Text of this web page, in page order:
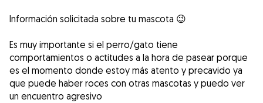
Información solicitada sobre tu mascota 😉
Es muy importante si el perro/gato tiene
comportamientos o actitudes a la hora de pasear porque
es el momento donde estoy más atento y precavido ya
que puede haber roces con otras mascotas y puedo ver
un encuentro agresivo